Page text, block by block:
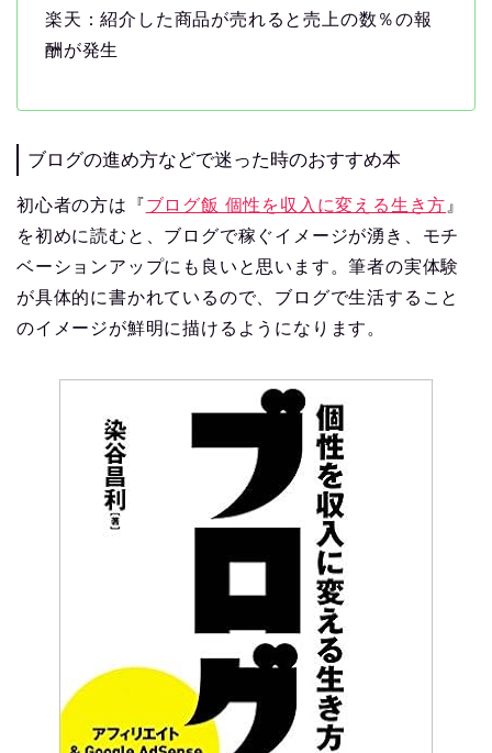
楽天：紹介した商品が売れると売上の数％の報
酬が発生
ブログの進め方などで迷った時のおすすめ本
初心者の方は『ブログ飯 個性を収入に変える生き方 』
を初めに読むと、ブログで稼ぐイメージが湧き、モチ
ベーションアップにも良いと思います。筆者の実体験
が具体的に書かれているので、ブログで生活すること
のイメージが鮮明に描けるようになります。